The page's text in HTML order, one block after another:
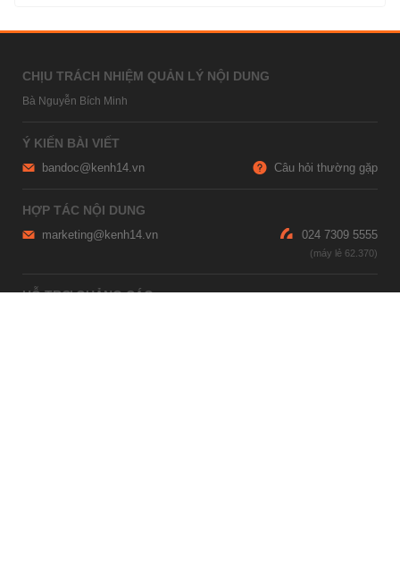
CHỊU TRÁCH NHIỆM QUẢN LÝ NỘI DUNG
Bà Nguyễn Bích Minh
Ý KIẾN BÀI VIẾT
bandoc@kenh14.vn Câu hỏi thường gặp
HỢP TÁC NỘI DUNG
marketing@kenh14.vn 024 7309 5555
HỖ TRỢ QUẢNG CÁO